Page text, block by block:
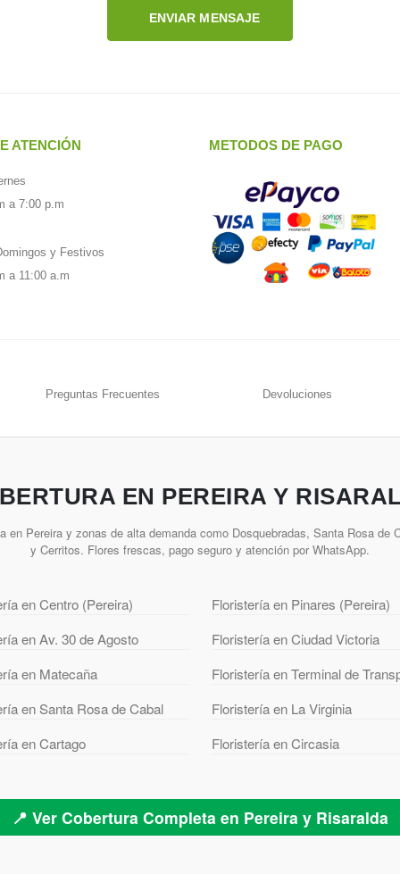
ENVIAR MENSAJE
ATENCIÓN
a 7:00 p.m
y Festivos
a 11:00 a.m
METODOS DE PAGO
Preguntas Frecuentes Devoluciones
EN PEREIRA Y
en Pereira y zonas de alta demanda como Dosquebradas, Santa Rosa de
y Cerritos. Flores frescas, pago seguro y atención por WhatsApp.
en Centro (Pereira)
Floristería en Pinares (Pereira)
en Av. 30 de Agosto
Floristería en Ciudad Victoria
en Matecaña
Floristería en Terminal de
en Santa Rosa de Cabal
Floristería en La Virginia
en Cartago
Floristería en Circasia
📍 Ver Cobertura Completa en Pereira y Risaralda